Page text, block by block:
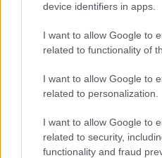
device identifiers in apps.
I want to allow Google to
related to functionality of
I want to allow Google to
related to personalization.
I want to allow Google to
related to security,
functionality and fraud
Sajtó: Az Aston Martintól